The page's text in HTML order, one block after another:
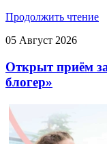
Продолжить чтение
05 Август 2026
Открыт приём
блогер»